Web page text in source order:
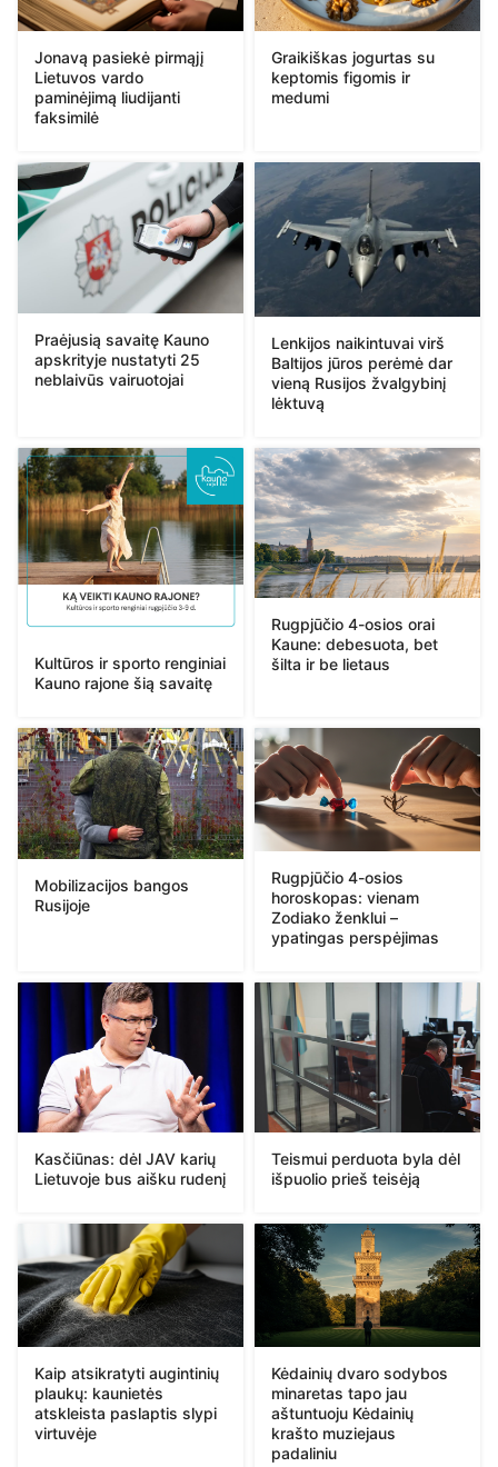
Jonavą pasiekė pirmąjį
Lietuvos vardo
paminėjimą liudijanti
faksimilė
Graikiškas jogurtas su
keptomis figomis ir
medumi
Praėjusią savaitę Kauno
apskrityje nustatyti 25
neblaivūs vairuotojai
Lenkijos naikintuvai virš
Baltijos jūros perėmė dar
vieną Rusijos žvalgybinį
lėktuvą
Kultūros ir sporto renginiai
Kauno rajone šią savaitę
Rugpjūčio 4-osios orai
Kaune: debesuota, bet
šilta ir be lietaus
Mobilizacijos bangos
Rusijoje
Rugpjūčio 4-osios
horoskopas: vienam
Zodiako ženklui –
ypatingas perspėjimas
Kasčiūnas: dėl JAV karių
Lietuvoje bus aišku rudenį
Teismui perduota byla dėl
išpuolio prieš teisėją
Kaip atsikratyti augintinių
plaukų: kaunietės
atskleista paslaptis slypi
virtuvėje
Kėdainių dvaro sodybos
minaretas tapo jau
aštuntuoju Kėdainių
krašto muziejaus
padaliniu